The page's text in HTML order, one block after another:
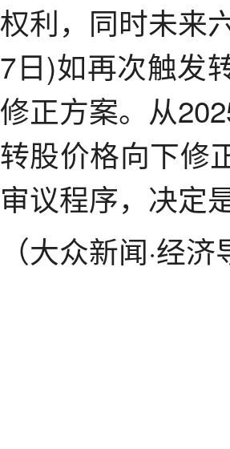
权利，同时未来
7日)如再次触发
修正方案。从
转股价格向下修
审议程序，决定
（大众新闻·经